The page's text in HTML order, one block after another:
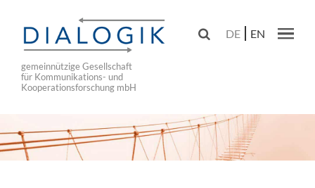
main
navigation
gemeinnützige Gesellschaft
für Kommunikations- und
Kooperationsforschung mbH
 DE EN